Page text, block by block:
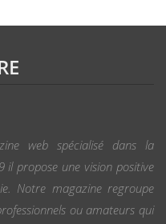
web spécialisé dans la
il propose une vision positive
Notre magazine regroupe
ou amateurs qui